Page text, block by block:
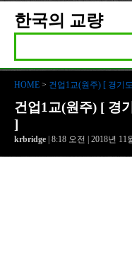
한국의 교량
HOME > 건업1교(원주) [ 경기
건업1교(원주) [ 경
]
krbridge | 8:18 오전 | 2018년 11